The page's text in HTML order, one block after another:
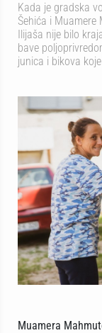
Kada je gradska
Šehića i
Ilijaša nije bilo
bave
junica i bikova
Muamera